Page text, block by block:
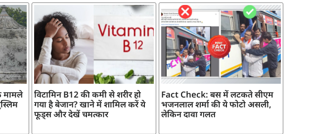
मामले
विटामिन B12 की कमी से शरीर हो
गया है बेजान? खाने में शामिल करें ये
फूड्स और देखें चमत्कार
Fact Check: बस में लटकते सीएम
भजनलाल शर्मा की ये फोटो असली,
लेकिन दावा गलत